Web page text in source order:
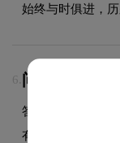
始终与时俱进，历
6. 问：LOGO商
答：项目尾款结
有，您可自由用